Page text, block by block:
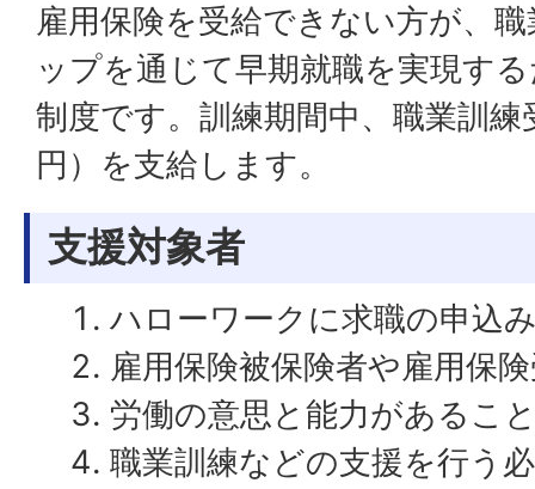
雇用保険を受給できない方が、
ップを通じて早期就職を実現す
制度です。訓練期間中、職業訓練
円）を支給します。
支援対象者
ハローワークに求職の申込
雇用保険被保険者や雇用保
労働の意思と能力があるこ
職業訓練などの支援を行う